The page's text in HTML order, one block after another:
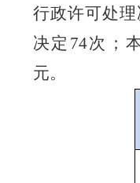
行政许可处理
决定 74次；
元。